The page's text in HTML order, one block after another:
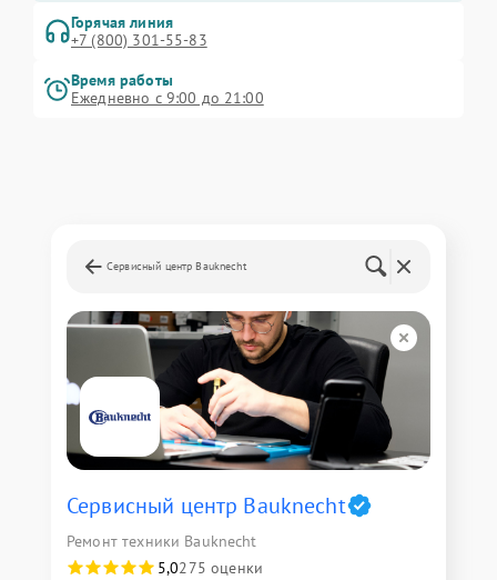
Горячая линия
+7 (800) 301-55-83
Время работы
Ежедневно с 9:00 до 21:00
Сервисный центр Bauknecht
Сервисный центр Bauknecht
Ремонт техники Bauknecht
5,0275 оценки